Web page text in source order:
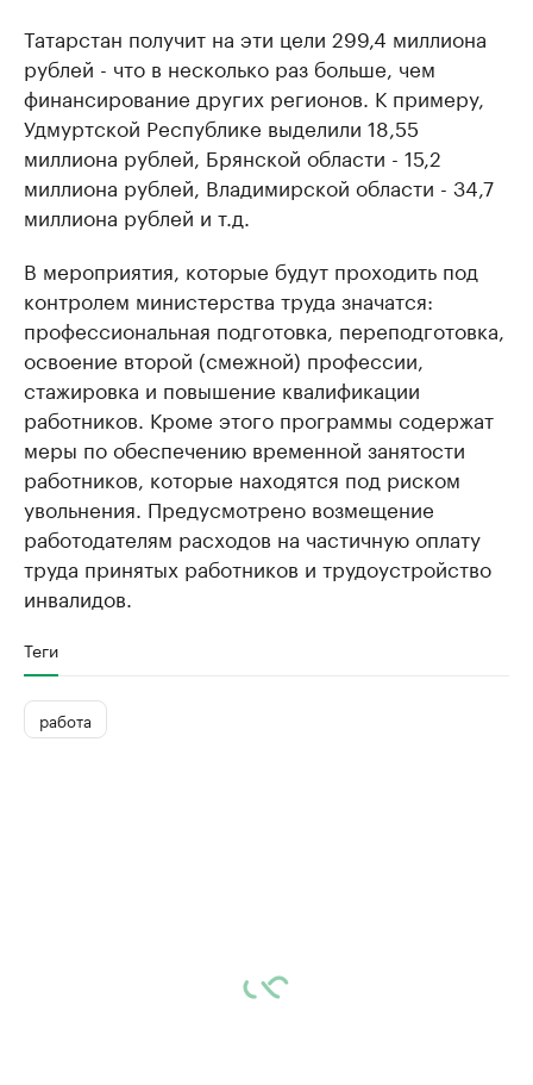
Татарстан получит на эти цели 299,4 миллиона
рублей - что в несколько раз больше, чем
финансирование других регионов. К примеру,
Удмуртской Республике выделили 18,55
миллиона рублей, Брянской области - 15,2
миллиона рублей, Владимирской области - 34,7
миллиона рублей и т.д.
В мероприятия, которые будут проходить под
контролем министерства труда значатся:
профессиональная подготовка, переподготовка,
освоение второй (смежной) профессии,
стажировка и повышение квалификации
работников. Кроме этого программы содержат
меры по обеспечению временной занятости
работников, которые находятся под риском
увольнения. Предусмотрено возмещение
работодателям расходов на частичную оплату
труда принятых работников и трудоустройство
инвалидов.
Теги
работа